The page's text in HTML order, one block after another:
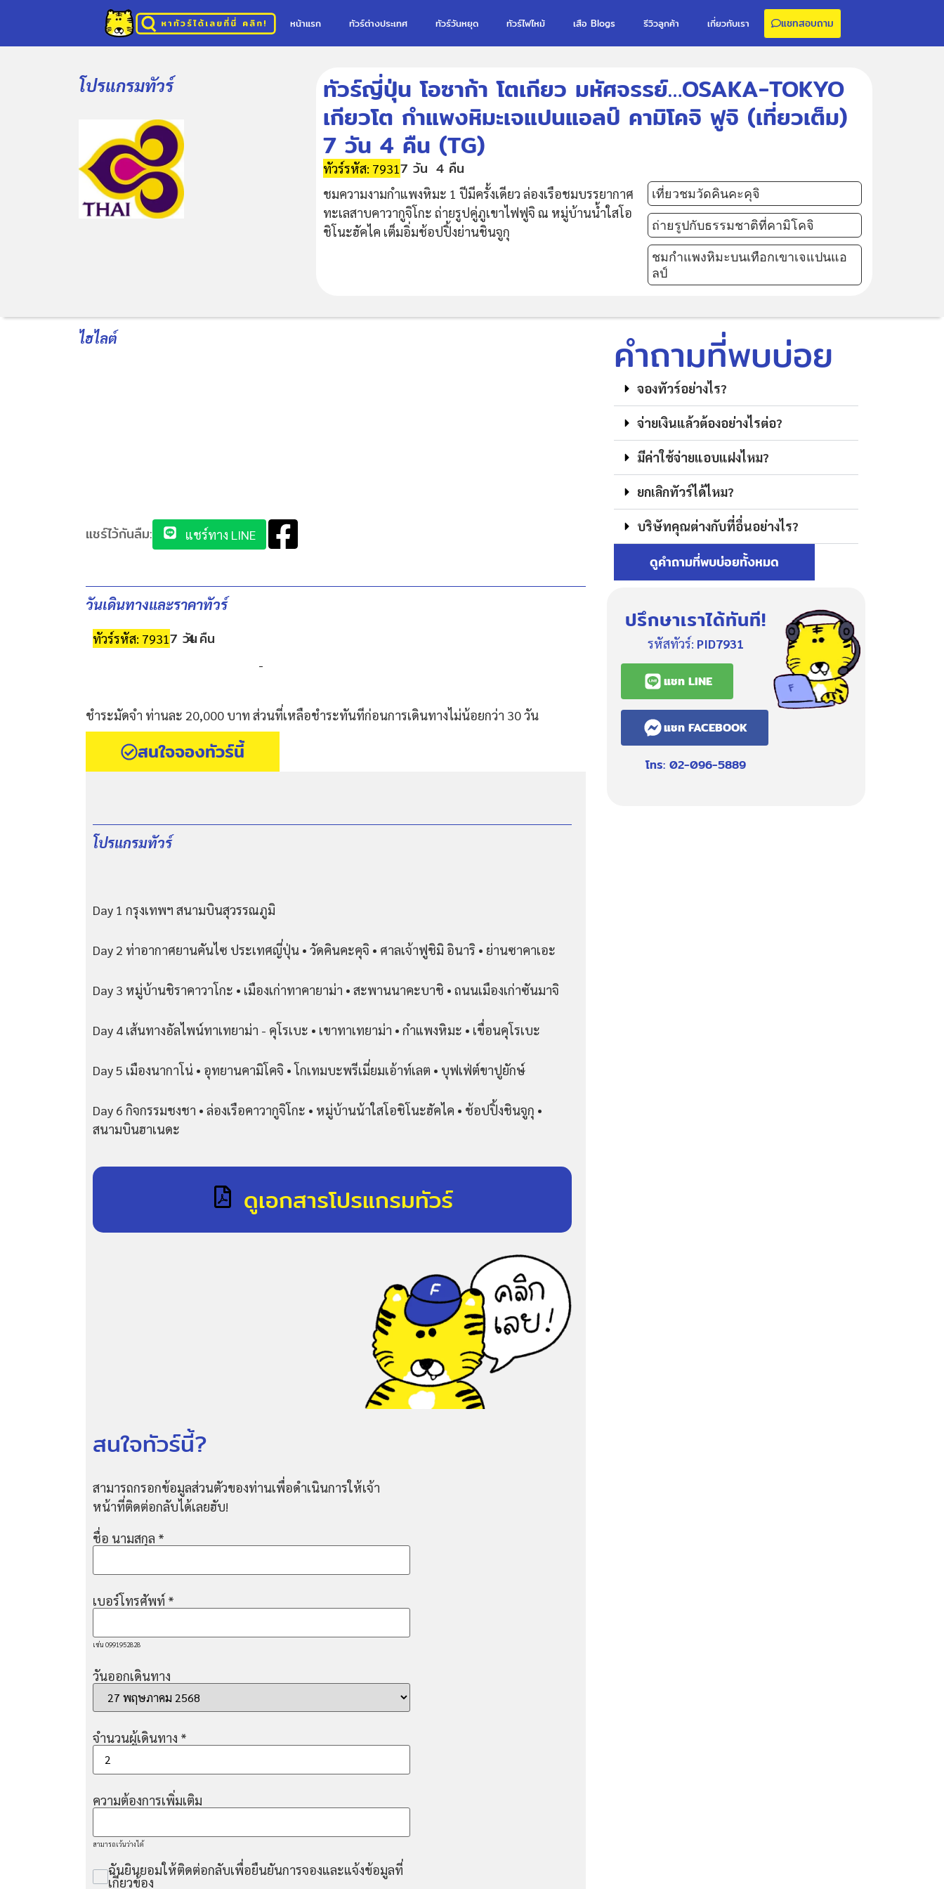
หน้าแรก ทัวร์ต่างประเทศ ทัวร์วันหยุด ทัวร์ไฟไหม้ เสือ Blogs รีวิวลูกค้า เกี่ยวกับเรา แชทสอบถาม
โปรแกรมทัวร์
ทัวร์ญี่ปุ่น โอซาก้า โตเกียว มหัศจรรย์…OSAKA-TOKYO
เกียวโต กำแพงหิมะเจแปนแอลป์ คามิโคจิ ฟูจิ (เที่ยวเต็ม)
7 วัน 4 คืน (TG)
ทัวร์รหัส: 79317 วัน 4 คืน
ชมความงามกำแพงหิมะ 1 ปีมีครั้งเดียว ล่องเรือชมบรรยากาศ
ทะเลสาบคาวากูจิโกะ ถ่ายรูปคู่ภูเขาไฟฟูจิ ณ หมู่บ้านน้ำใสโอ
ชิโนะฮัคไค เต็มอิ่มช้อปปิ้งย่านชินจูกุ
เที่ยวชมวัดคินคะคุจิ
ถ่ายรูปกับธรรมชาติที่คามิโคจิ
ชมกำแพงหิมะบนเทือกเขาเจแปนแอ
ลป์
ไฮไลต์
แชร์ไว้กันลืม: แชร์ทาง LINE
วันเดินทางและราคาทัวร์
ทัวร์รหัส: 79317 วัน4 คืน
-
ชำระมัดจำ ท่านละ 20,000 บาท ส่วนที่เหลือชำระทันทีก่อนการเดินทางไม่น้อยกว่า 30 วัน
สนใจจองทัวร์นี้
โปรแกรมทัวร์
Day 1 กรุงเทพฯ สนามบินสุวรรณภูมิ
Day 2 ท่าอากาศยานคันไซ ประเทศญี่ปุ่น • วัดคินคะคุจิ • ศาลเจ้าฟูชิมิ อินาริ • ย่านซาคาเอะ
Day 3 หมู่บ้านชิราคาวาโกะ • เมืองเก่าทาคายาม่า • สะพานนาคะบาชิ • ถนนเมืองเก่าซันมาจิ
Day 4 เส้นทางอัลไพน์ทาเทยาม่า - คุโรเบะ • เขาทาเทยาม่า • กำแพงหิมะ • เขื่อนคุโรเบะ
Day 5 เมืองนากาโน่ • อุทยานคามิโคจิ • โกเทมบะพรีเมี่ยมเอ้าท์เลต • บุฟเฟ่ต์ขาปูยักษ์
Day 6 กิจกรรมชงชา • ล่องเรือคาวากูจิโกะ • หมู่บ้านน้าใสโอชิโนะฮัคไค • ช้อปปิ้งชินจูกุ •
สนามบินฮาเนดะ
ดูเอกสารโปรแกรมทัวร์
สนใจทัวร์นี้?
สามารถกรอกข้อมูลส่วนตัวของท่านเพื่อดำเนินการให้เจ้า
หน้าที่ติดต่อกลับได้เลยฮับ!
ชื่อ นามสกุล *
เบอร์โทรศัพท์ *
เช่น 0991952828
วันออกเดินทาง
จำนวนผู้เดินทาง *
ความต้องการเพิ่มเติม
สามารถเว้นว่างได้
ฉันยินยอมให้ติดต่อกลับเพื่อยืนยันการจองและแจ้งข้อมูลที่
เกี่ยวข้อง
คำถามที่พบบ่อย
จองทัวร์อย่างไร?
จ่ายเงินแล้วต้องอย่างไรต่อ?
มีค่าใช้จ่ายแอบแฝงไหม?
ยกเลิกทัวร์ได้ไหม?
บริษัทคุณต่างกับที่อื่นอย่างไร?
ดูคำถามที่พบบ่อยทั้งหมด
ปรึกษาเราได้ทันที!
รหัสทัวร์: PID7931
แชท LINE
แชท FACEBOOK
โทร: 02-096-5889